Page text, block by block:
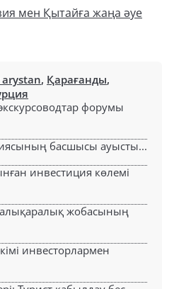
мен Қытайға жаңа әуе
, Қарағанды,
форумы
басшысы ауысты...
инвестиция көлемі
жобасының
инвесторлармен